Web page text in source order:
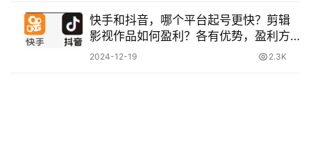
快手和抖音，哪个平台起号更快？剪辑
影视作品如何盈利？各有优势，盈利方
式多样，创作者选择的可能性丰富！
2024-12-19 2.3K